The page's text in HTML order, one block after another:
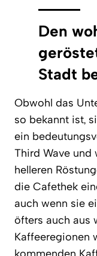
Den
Stadt
Obwohl das
so bekannt ist,
ein
Third Wave
helleren
die Cafethek
auch wenn sie
öfters auch aus
Kaffeeregionen